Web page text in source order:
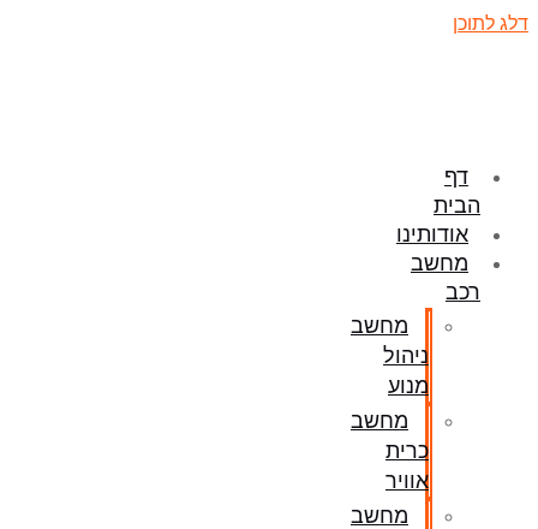
דלג לתוכן
דף
הבית
אודותינו
מחשב
רכב
מחשב
ניהול
מנוע
מחשב
כרית
אוויר
מחשב